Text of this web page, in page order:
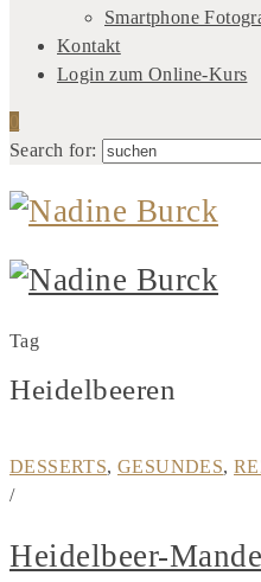
Smartphone
Kontakt
Login zum Online-Kurs
0
Search for:
Tag
Heidelbeeren
DESSERTS,GESUNDES,
/
Heidelbeer-